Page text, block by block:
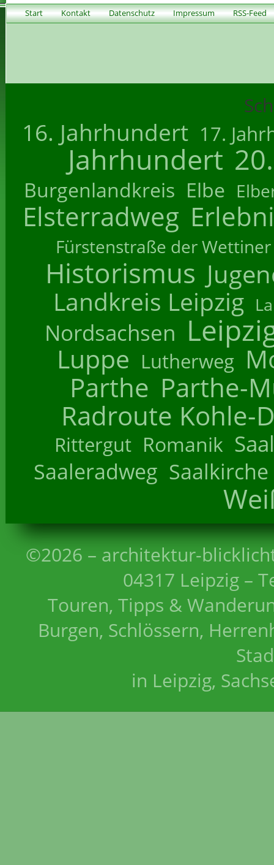
Start Kontakt Datenschutz Impressum RSS-Feed
16. Jahrhundert 17.
Jahrhundert
Burgenlandkreis Elbe
Elsterradweg
Fürstenstraße der Wettiner
Historismus
Landkreis Leipzig
Nordsachsen
Luppe Lutherweg
Parthe Parthe-
Radroute Kohle-
Rittergut Romanik
Saaleradweg Saalkirche
©2026 – architektur-
04317 Leipzig –
Touren, Tipps &
Burgen, Schlössern,
in Leipzig,